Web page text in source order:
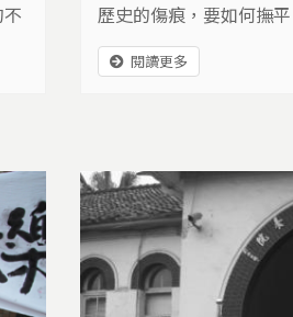
〉
歷史的傷痕，要如何撫平
閱讀更多